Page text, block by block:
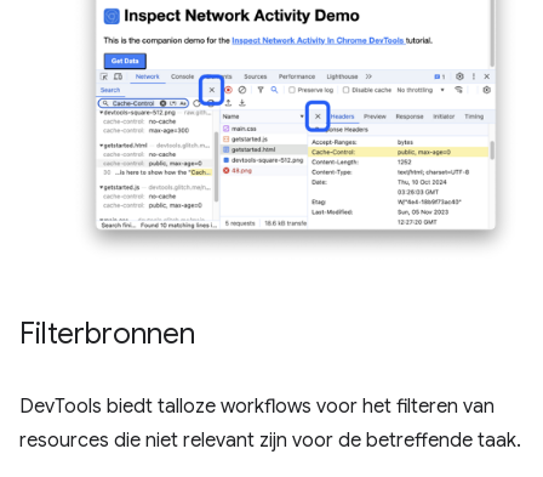
Filterbronnen
DevTools biedt talloze workflows voor het filteren van
resources die niet relevant zijn voor de betreffende taak.